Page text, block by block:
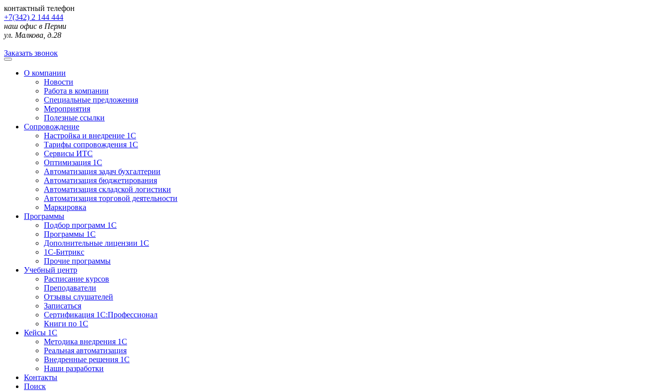
контактный телефон
+7(342) 2 144 444
наш офис в Перми
ул. Малкова, д.28
Заказать звонок
О компании
Новости
Работа в компании
Специальные предложения
Мероприятия
Полезные ссылки
Сопровождение
Настройка и внедрение 1С
Тарифы сопровождения 1С
Сервисы ИТС
Оптимизация 1С
Автоматизация задач бухгалтерии
Автоматизация бюджетирования
Автоматизация складской логистики
Автоматизация торговой деятельности
Маркировка
Программы
Подбор программ 1С
Программы 1С
Дополнительные лицензии 1С
1С-Битрикс
Прочие программы
Учебный центр
Расписание курсов
Преподаватели
Отзывы слушателей
Записаться
Сертификация 1С:Профессионал
Книги по 1С
Кейсы 1С
Методика внедрения 1С
Реальная автоматизация
Внедренные решения 1С
Наши разработки
Контакты
Поиск